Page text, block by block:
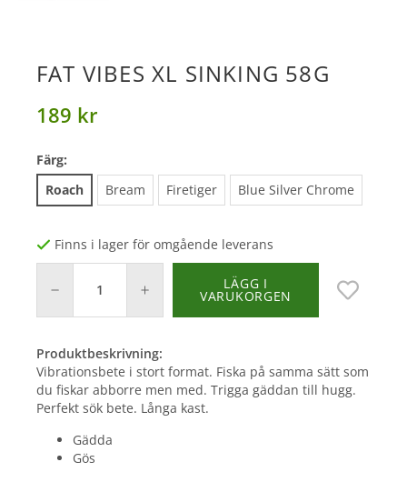
FAT VIBES XL SINKING 58G
189 kr
Färg:
Roach
Bream Firetiger Blue Silver Chrome
Finns i lager för omgående leverans
LÄGG I
VARUKORGEN
Produktbeskrivning:
Vibrationsbete i stort format. Fiska på samma sätt som
du fiskar abborre men med. Trigga gäddan till hugg.
Perfekt sök bete. Långa kast.
Gädda
Gös